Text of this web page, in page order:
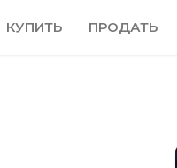
КУПИТЬ ПРОДАТЬ